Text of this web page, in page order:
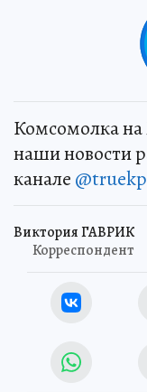
Комсомолка
наши новости
канале
Виктория ГАВРИК
Корреспондент